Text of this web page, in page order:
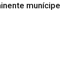
munícipe